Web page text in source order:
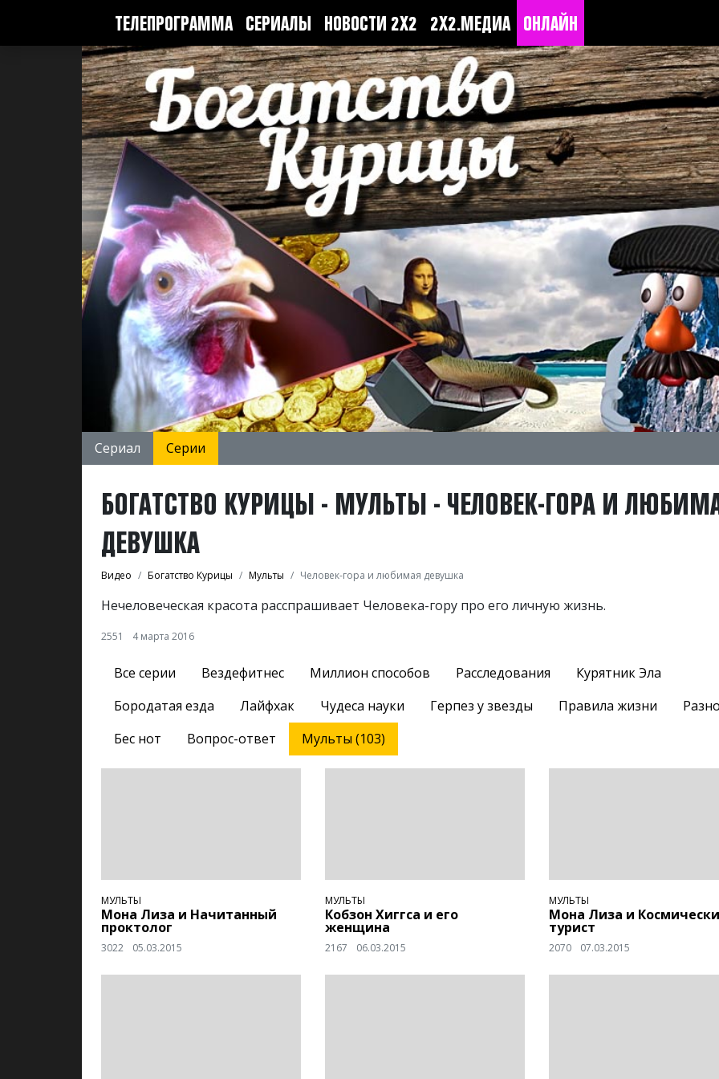
ТЕЛЕПРОГРАММА СЕРИАЛЫ НОВОСТИ 2Х2 2Х2.МЕДИА ОНЛАЙН
Сериал Серии
БОГАТСТВО КУРИЦЫ - МУЛЬТЫ - ЧЕЛОВЕК-ГОРА И
ДЕВУШКА
Видео Богатство Курицы Мульты Человек-гора и любимая девушка
Нечеловеческая красота расспрашивает Человека-гору про его личную жизнь.
2551 4 марта 2016
Все серии Вездефитнес Миллион способов Расследования
Курятник Эла
Бородатая езда
Лайфхак Чудеса науки Герпез у звезды Правила жизни
Бес нот
Вопрос-ответ Мульты (103)
МУЛЬТЫ
Мона Лиза и Начитанный
проктолог
3022 05.03.2015
МУЛЬТЫ
Кобзон Хиггса и его
женщина
2167 06.03.2015
МУЛЬТЫ
Мона Лиза и
турист
2070 07.03.2015